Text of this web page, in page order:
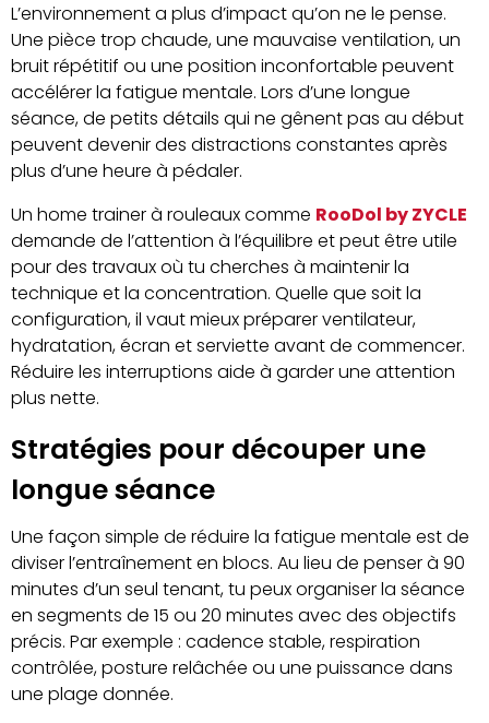
L’environnement a plus d’impact qu’on ne le pense.
Une pièce trop chaude, une mauvaise ventilation, un
bruit répétitif ou une position inconfortable peuvent
accélérer la fatigue mentale. Lors d’une longue
séance, de petits détails qui ne gênent pas au début
peuvent devenir des distractions constantes après
plus d’une heure à pédaler.
Un home trainer à rouleaux comme RooDol by ZYCLE
demande de l’attention à l’équilibre et peut être utile
pour des travaux où tu cherches à maintenir la
technique et la concentration. Quelle que soit la
configuration, il vaut mieux préparer ventilateur,
hydratation, écran et serviette avant de commencer.
Réduire les interruptions aide à garder une attention
plus nette.
Stratégies pour découper une
longue séance
Une façon simple de réduire la fatigue mentale est de
diviser l’entraînement en blocs. Au lieu de penser à 90
minutes d’un seul tenant, tu peux organiser la séance
en segments de 15 ou 20 minutes avec des objectifs
précis. Par exemple : cadence stable, respiration
contrôlée, posture relâchée ou une puissance dans
une plage donnée.